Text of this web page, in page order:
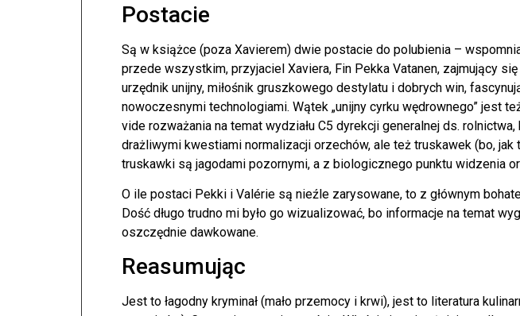
Postacie
Są w książce (poza Xavierem) dwie postacie do polubienia –
przede wszystkim, przyjaciel Xaviera, Fin Pekka Vatanen, zajmujący
urzędnik unijny, miłośnik gruszkowego destylatu i dobrych win,
nowoczesnymi technologiami. Wątek „unijny cyrku wędrownego” jest
vide rozważania na temat wydziału C5 dyrekcji generalnej ds.
drażliwymi kwestiami normalizacji orzechów, ale też truskawek (bo, jak
truskawki są jagodami pozornymi, a z biologicznego punktu widzenia
O ile postaci Pekki i Valérie są nieźle zarysowane, to z głównym
Dość długo trudno mi było go wizualizować, bo informacje na temat
oszczędnie dawkowane.
Reasumując
Jest to łagodny kryminał (mało przemocy i krwi), jest to literatura